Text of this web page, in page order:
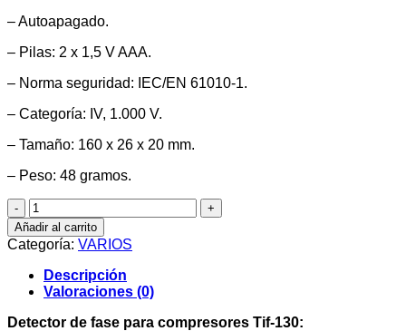
– Autoapagado.
– Pilas: 2 x 1,5 V AAA.
– Norma seguridad: IEC/EN 61010-1.
– Categoría: IV, 1.000 V.
– Tamaño: 160 x 26 x 20 mm.
– Peso: 48 gramos.
Detector
de
fase
para
compresores
de
voltaje
sin
Añadir al carrito
Categoría: VARIOS
Descripción
Valoraciones (0)
Detector de fase para compresores Tif-130: